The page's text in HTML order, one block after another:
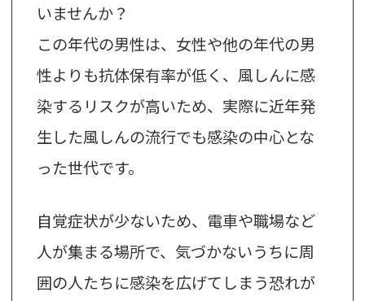
いませんか？
この年代の男性は、女性や他の年代の男
性よりも抗体保有率が低く、風しんに感
染するリスクが高いため、実際に近年発
生した風しんの流行でも感染の中心とな
った世代です。
自覚症状が少ないため、電車や職場など
人が集まる場所で、気づかないうちに周
囲の人たちに感染を広げてしまう恐れが